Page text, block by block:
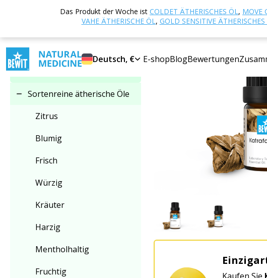
Das Produkt der Woche ist COLDET ÄTHERISCHES ÖL, MOVE
VAHE ÄTHERISCHE ÖL, GOLD SENSITIVE
Deutsch, € E-shopBlogBewertungen
Kategorie auswählen
Sortenreine ätherische
Öle
Sortenreine ätherische Öle
Zitrus
Blumig
Frisch
Würzig
Kräuter
Harzig
Mentholhaltig
Fruchtig
Startseite E-shop